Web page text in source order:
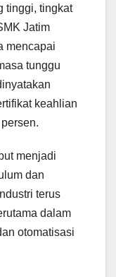
tinggi, tingkat
Jatim
mencapai
tunggu
keahlian
menjadi
dan
terus
dalam
otomatisasi